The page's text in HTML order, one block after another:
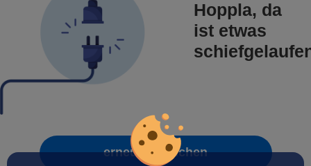
Hoppla, da
ist etwas
erneut versuchen